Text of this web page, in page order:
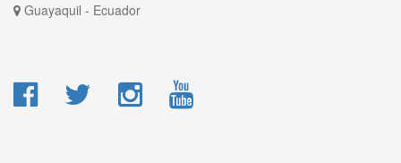
Guayaquil - Ecuador